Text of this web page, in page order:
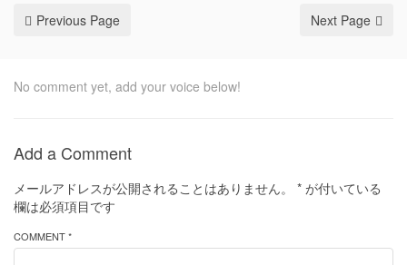
Previous Page Next Page
No comment yet, add your voice below!
Add a Comment
メールアドレスが公開されることはありません。 * が付いている
欄は必須項目です
COMMENT *